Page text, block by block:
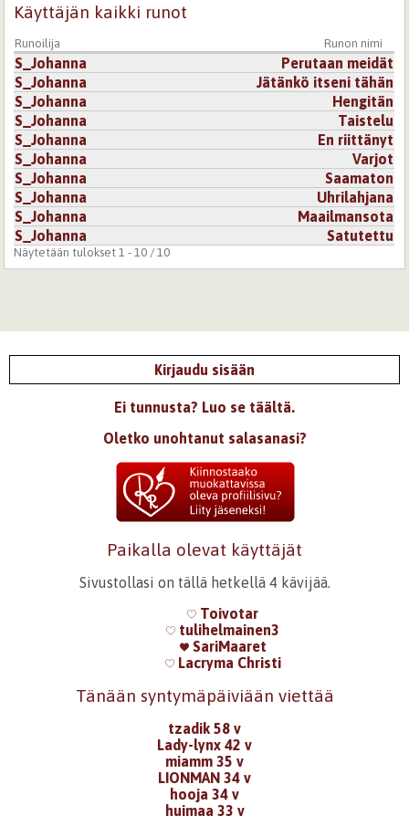
Käyttäjän kaikki runot
Runoilija Runon nimi
S_Johanna
Perutaan meidät
S_Johanna
Jätänkö itseni tähän
S_Johanna
Hengitän
S_Johanna
Taistelu
S_Johanna
En riittänyt
S_Johanna
Varjot
S_Johanna
Saamaton
S_Johanna
Uhrilahjana
S_Johanna
Maailmansota
S_Johanna
Satutettu
Näytetään tulokset 1 - 10 / 10
Kirjaudu sisään
Ei tunnusta? Luo se täältä.
Oletko unohtanut salasanasi?
Paikalla olevat käyttäjät
Sivustollasi on tällä hetkellä 4 kävijää.
Toivotar
tulihelmainen3
SariMaaret
Lacryma Christi
Tänään syntymäpäiviään viettää
tzadik 58 v
Lady-lynx 42 v
miamm 35 v
LIONMAN 34 v
hooja 34 v
huimaa 33 v